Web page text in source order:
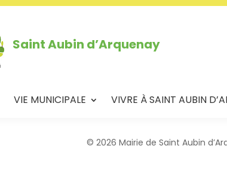
Saint Aubin d’Arquenay
VIE MUNICIPALE VIVRE À SAINT AUBIN
© 2026 Mairie de Saint Aubin